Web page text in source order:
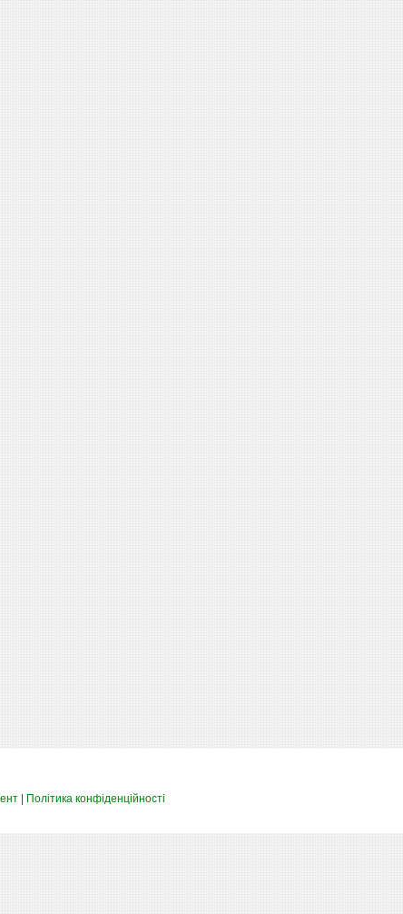
Політика конфіденційності